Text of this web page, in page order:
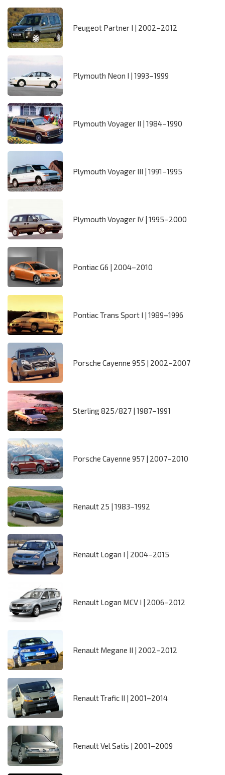
Peugeot Partner I | 2002–2012
Plymouth Neon I | 1993–1999
Plymouth Voyager II | 1984–1990
Plymouth Voyager III | 1991–1995
Plymouth Voyager IV | 1995–2000
Pontiac G6 | 2004–2010
Pontiac Trans Sport I | 1989–1996
Porsche Cayenne 955 | 2002–2007
Sterling 825/827 | 1987–1991
Porsche Cayenne 957 | 2007–2010
Renault 25 | 1983–1992
Renault Logan I | 2004–2015
Renault Logan MCV I | 2006–2012
Renault Megane II | 2002–2012
Renault Trafic II | 2001–2014
Renault Vel Satis | 2001–2009